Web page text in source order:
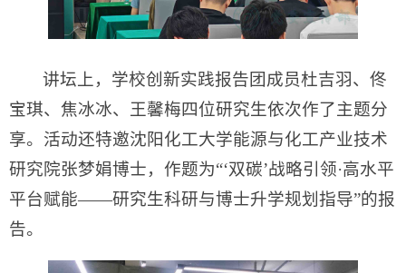
讲坛上，学校创新实践报告团成员杜吉羽、佟
宝琪、焦冰冰、王馨梅四位研究生依次作了主题分
享。活动还特邀沈阳化工大学能源与化工产业技术
研究院张梦娟博士，作题为“‘双碳’战略引领·高水平
平台赋能——研究生科研与博士升学规划指导”的报
告。